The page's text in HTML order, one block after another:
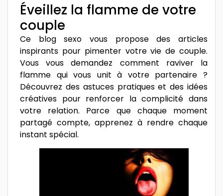
Éveillez la flamme de votre
couple
Ce blog sexo vous propose des articles
inspirants pour pimenter votre vie de couple.
Vous vous demandez comment raviver la
flamme qui vous unit à votre partenaire ?
Découvrez des astuces pratiques et des idées
créatives pour renforcer la complicité dans
votre relation. Parce que chaque moment
partagé compte, apprenez à rendre chaque
instant spécial.